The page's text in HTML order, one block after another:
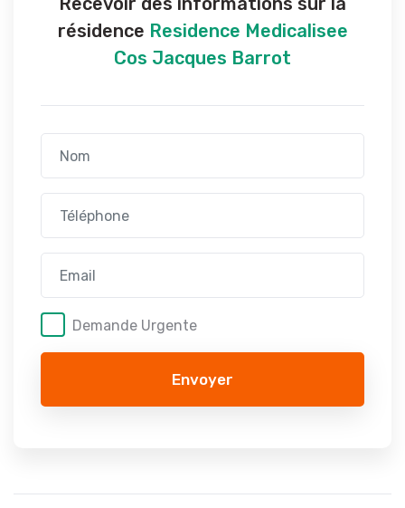
résidence Residence Medicalisee
Cos Jacques Barrot
Demande Urgente
Envoyer